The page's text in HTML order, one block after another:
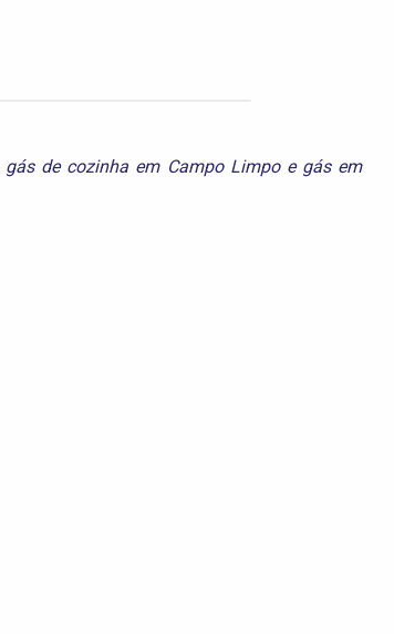
gás de cozinha em Campo Limpoe gás em